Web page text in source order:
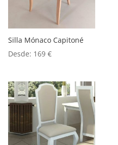
Silla Mónaco Capitoné
Desde: 169€